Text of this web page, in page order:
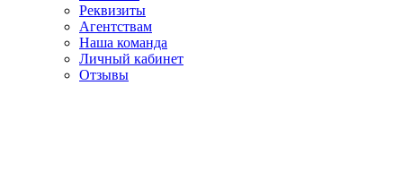
Реквизиты
Агентствам
Наша команда
Личный кабинет
Отзывы